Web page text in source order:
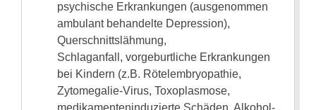
psychische Erkrankungen (ausgenommen
ambulant behandelte Depression),
Querschnittslähmung,
Schlaganfall, vorgeburtliche Erkrankungen
bei Kindern (z.B. Rötelembryopathie,
Zytomegalie-Virus, Toxoplasmose,